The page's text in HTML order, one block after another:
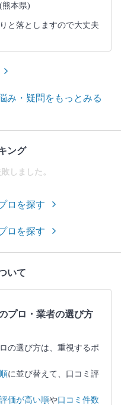
熊本県)
と落としますので大丈夫
み・疑問をもっとみる
ング
しました。
ロを探す
ロを探す
いて
プロ・業者の選び方
の選び方は、重視するポ
に並び替えて、口コミ評
価が高い順や口コミ件数